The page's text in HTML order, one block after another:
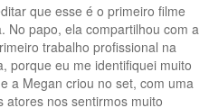
que esse é o primeiro filme
No papo, ela compartilhou com a
trabalho profissional na
porque eu me identifiquei muito
a Megan criou no set, com uma
nos sentirmos muito